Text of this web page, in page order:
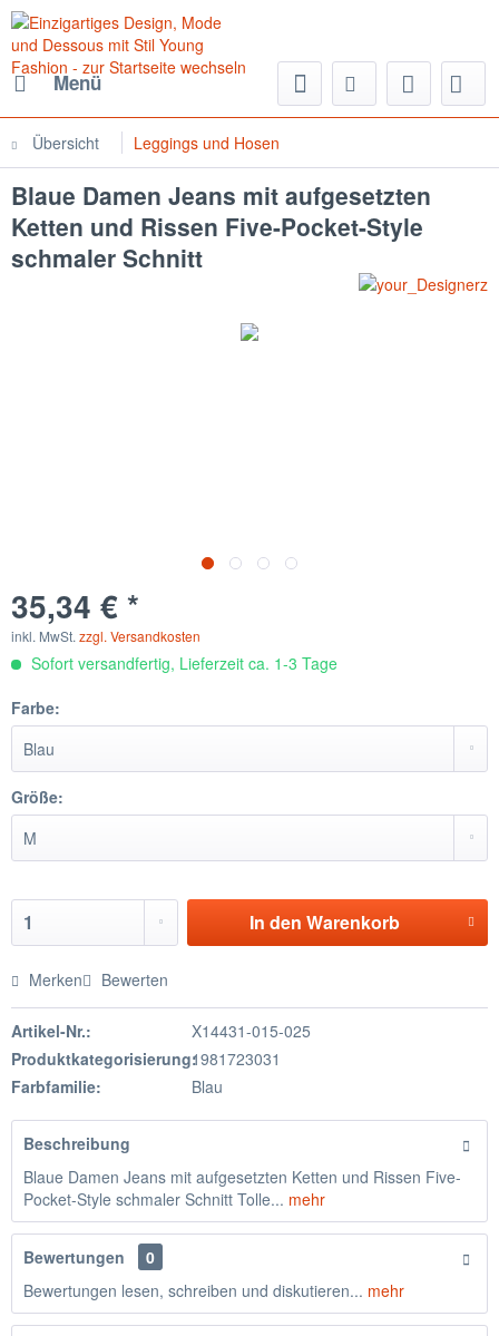
Menü
Übersicht Leggings und Hosen
Blaue Damen Jeans mit aufgesetzten
Ketten und Rissen Five-Pocket-Style
schmaler Schnitt
35,34 € *
inkl. MwSt. zzgl. Versandkosten
Sofort versandfertig, Lieferzeit ca. 1-3 Tage
Farbe:
Größe:
In den Warenkorb
Merken Bewerten
Artikel-Nr.:
X14431-015-025
Produktkategorisierung:1981723031
Farbfamilie:
Blau
Beschreibung
Blaue Damen Jeans mit aufgesetzten Ketten und Rissen Five-
Pocket-Style schmaler Schnitt Tolle... mehr
Bewertungen
0
Bewertungen lesen, schreiben und diskutieren... mehr